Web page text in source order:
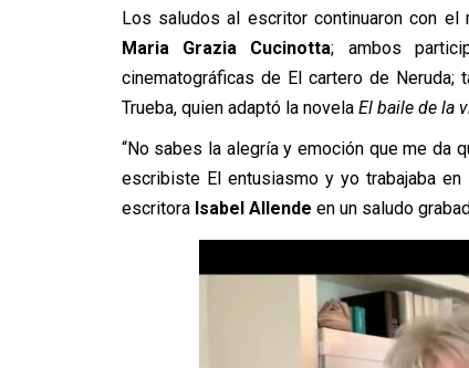
Los saludos al escritor continuaron con el
Maria Grazia Cucinotta; ambos
cinematográficas de El cartero de
Trueba, quien adaptó la novela El baile de la
“No sabes la alegría y emoción que me da
escribiste El entusiasmo y yo trabajaba
escritoraIsabel Allende en un saludo